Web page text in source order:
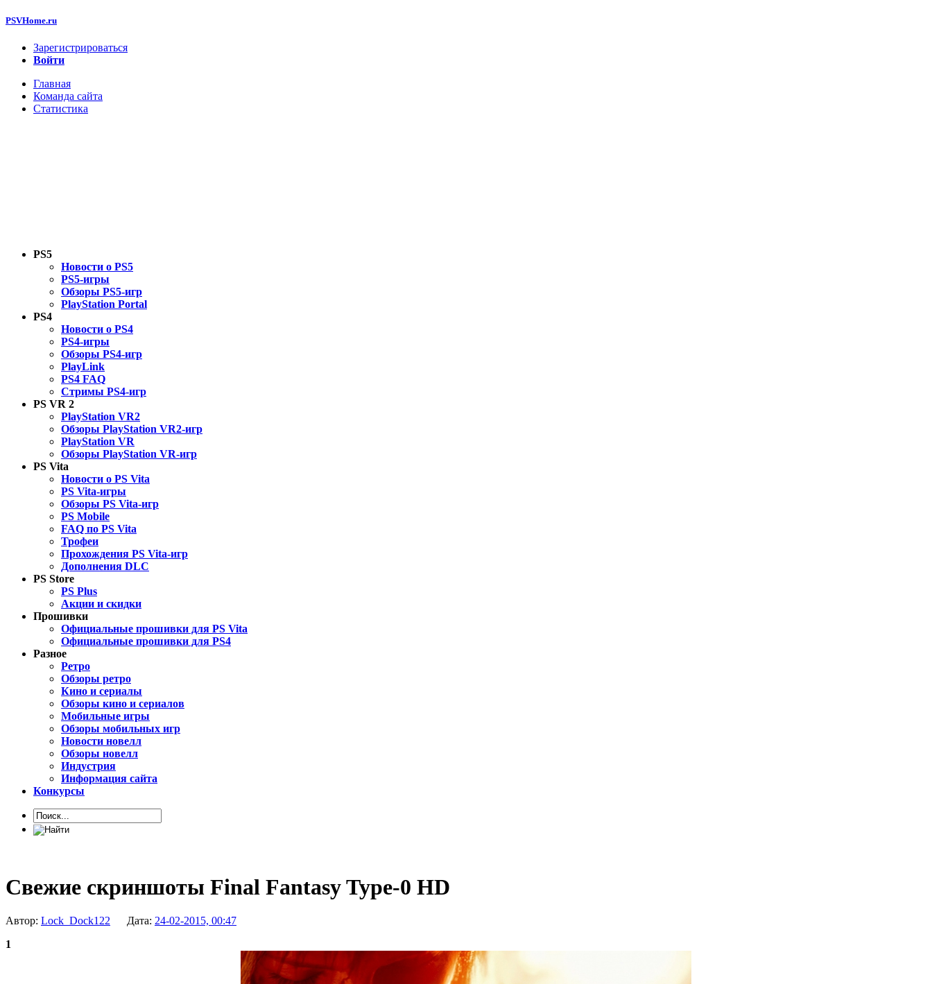
PSVHome.ru
Зарегистрироваться
Войти
Главная
Команда сайта
Статистика
PS5
Новости о PS5
PS5-игры
Обзоры PS5-игр
PlayStation Portal
PS4
Новости о PS4
PS4-игры
Обзоры PS4-игр
PlayLink
PS4 FAQ
Стримы PS4-игр
PS VR 2
PlayStation VR2
Обзоры PlayStation VR2-игр
PlayStation VR
Обзоры PlayStation VR-игр
PS Vita
Новости о PS Vita
PS Vita-игры
Обзоры PS Vita-игр
PS Mobile
FAQ по PS Vita
Трофеи
Прохождения PS Vita-игр
Дополнения DLC
PS Store
PS Plus
Акции и скидки
Прошивки
Официальные прошивки для PS Vita
Официальные прошивки для PS4
Разное
Ретро
Обзоры ретро
Кино и сериалы
Обзоры кино и сериалов
Мобильные игры
Обзоры мобильных игр
Новости новелл
Обзоры новелл
Индустрия
Информация сайта
Конкурсы
Свежие скриншоты Final Fantasy Type-0 HD
Автор: Lock_Dock122 Дата: 24-02-2015, 00:47
1